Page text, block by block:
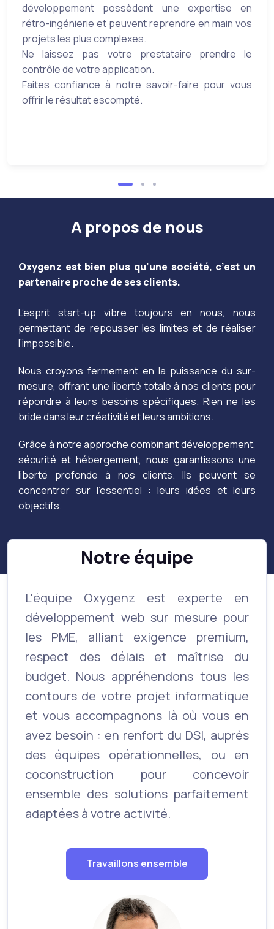
développement possèdent une expertise en
rétro-ingénierie et peuvent reprendre en main vos
projets les plus complexes.
Ne laissez pas votre prestataire prendre le
contrôle de votre application.
Faites confiance à notre savoir-faire pour vous
offrir le résultat escompté.
A propos de nous
Oxygenz est bien plus qu’une société, c’est un
partenaire proche de ses clients.
L’esprit start-up vibre toujours en nous, nous
permettant de repousser les limites et de réaliser
l’impossible.
Nous croyons fermement en la puissance du sur-
mesure, offrant une liberté totale à nos clients pour
répondre à leurs besoins spécifiques. Rien ne les
bride dans leur créativité et leurs ambitions.
Grâce à notre approche combinant développement,
sécurité et hébergement, nous garantissons une
liberté profonde à nos clients. Ils peuvent se
concentrer sur l’essentiel : leurs idées et leurs
objectifs.
Notre équipe
L'équipe Oxygenz est experte en
développement web sur mesure pour
les PME, alliant exigence premium,
respect des délais et maîtrise du
budget. Nous appréhendons tous les
contours de votre projet informatique
et vous accompagnons là où vous en
avez besoin : en renfort du DSI, auprès
des équipes opérationnelles, ou en
coconstruction pour concevoir
ensemble des solutions parfaitement
adaptées à votre activité.
Travaillons ensemble